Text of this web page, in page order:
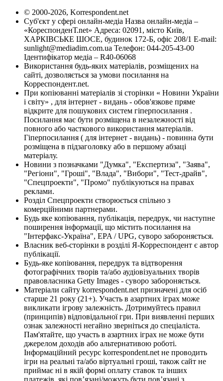
© 2000-2026, Korrespondent.net
Суб'єкт у сфері онлайн-медіа Назва онлайн-медіа –
«КореспонденТ.net» Адреса: 02091, місто Київ,
ХАРКІВСЬКЕ ШОСЕ, будинок 172-Б, офіс 208/1 E-mail:
sunlight@mediadim.com.ua Телефон: 044-205-43-00
Ідентифікатор медіа – R40-06068
Використання будь-яких матеріалів, розміщених на
сайті, дозволяється за умови посилання на
Корреспондент.net.
При копіюванні матеріалів зі сторінки « Новини України
і світу» , для інтернет - видань - обов'язкове пряме
відкрите для пошукових систем гіперпосилання .
Посилання має бути розміщена в незалежності від
повного або часткового використання матеріалів.
Гіперпосилання ( для інтернет - видань) - повинна бути
розміщена в підзаголовку або в першому абзаці
матеріалу.
Новини з позначками "Думка", "Експертиза", "Заява",
"Регіони", "Гроші", "Влада", "Вибори", "Тест-драйв",
"Спецпроекти", "Промо" публікуються на правах
реклами.
Розділ Спецпроекти створюється спільно з
комерційними партнерами.
Будь яке копіювання, публікація, передрук, чи наступне
поширення інформації, що містить посилання на
"Інтерфакс-Україна", EPA / UPG, суворо забороняється.
Власник веб-сторінки в розділі Я-Корреспондент є автор
публікації.
Будь-яке копіювання, передрук та відтворення
фотографічних творів та/або аудіовізуальних творів
правовласника Getty Images - суворо забороняється.
Матеріали сайту korrespondent.net призначені для осіб
старше 21 року (21+). Участь в азартних іграх може
викликати ігрову залежність. Дотримуйтесь правил
(принципів) відповідальної гри. При виявленні перших
ознак залежності негайно зверніться до спеціаліста.
Пам'ятайте, що участь в азартних іграх не може бути
джерелом доходів або альтернативою роботі.
Інформаційний ресурс korrespondent.net не проводить
ігри на реальні та/або віртуальні гроші, також сайт не
приймає ні в якій формі оплату ставок та інших
платежів, які пов’язані/можуть бути пов’язані з